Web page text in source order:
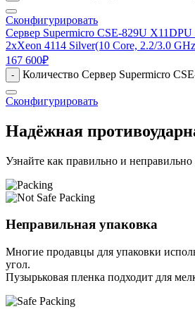
Сконфигурировать
Сервер Supermicro CSE-829U
2xXeon 4114 Silver(10 Core, 2.2/3.0
167 600₽
- Количество Сервер Supermicro
Сконфигурировать
Надёжная
Узнайте как правильно и неправильно
Неправильная упаковка
Многие продавцы для упаковки
угол.
Пузырьковая пленка подходит для